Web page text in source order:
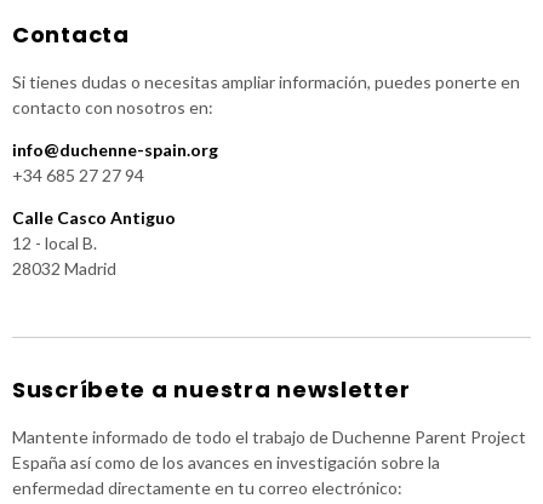
Contacta
Si tienes dudas o necesitas ampliar información, puedes ponerte en
contacto con nosotros en:
info@duchenne-spain.org
+34 685 27 27 94
Calle Casco Antiguo
12 - local B.
28032 Madrid
Suscríbete a nuestra newsletter
Mantente informado de todo el trabajo de Duchenne Parent Project
España así como de los avances en investigación sobre la
enfermedad directamente en tu correo electrónico: